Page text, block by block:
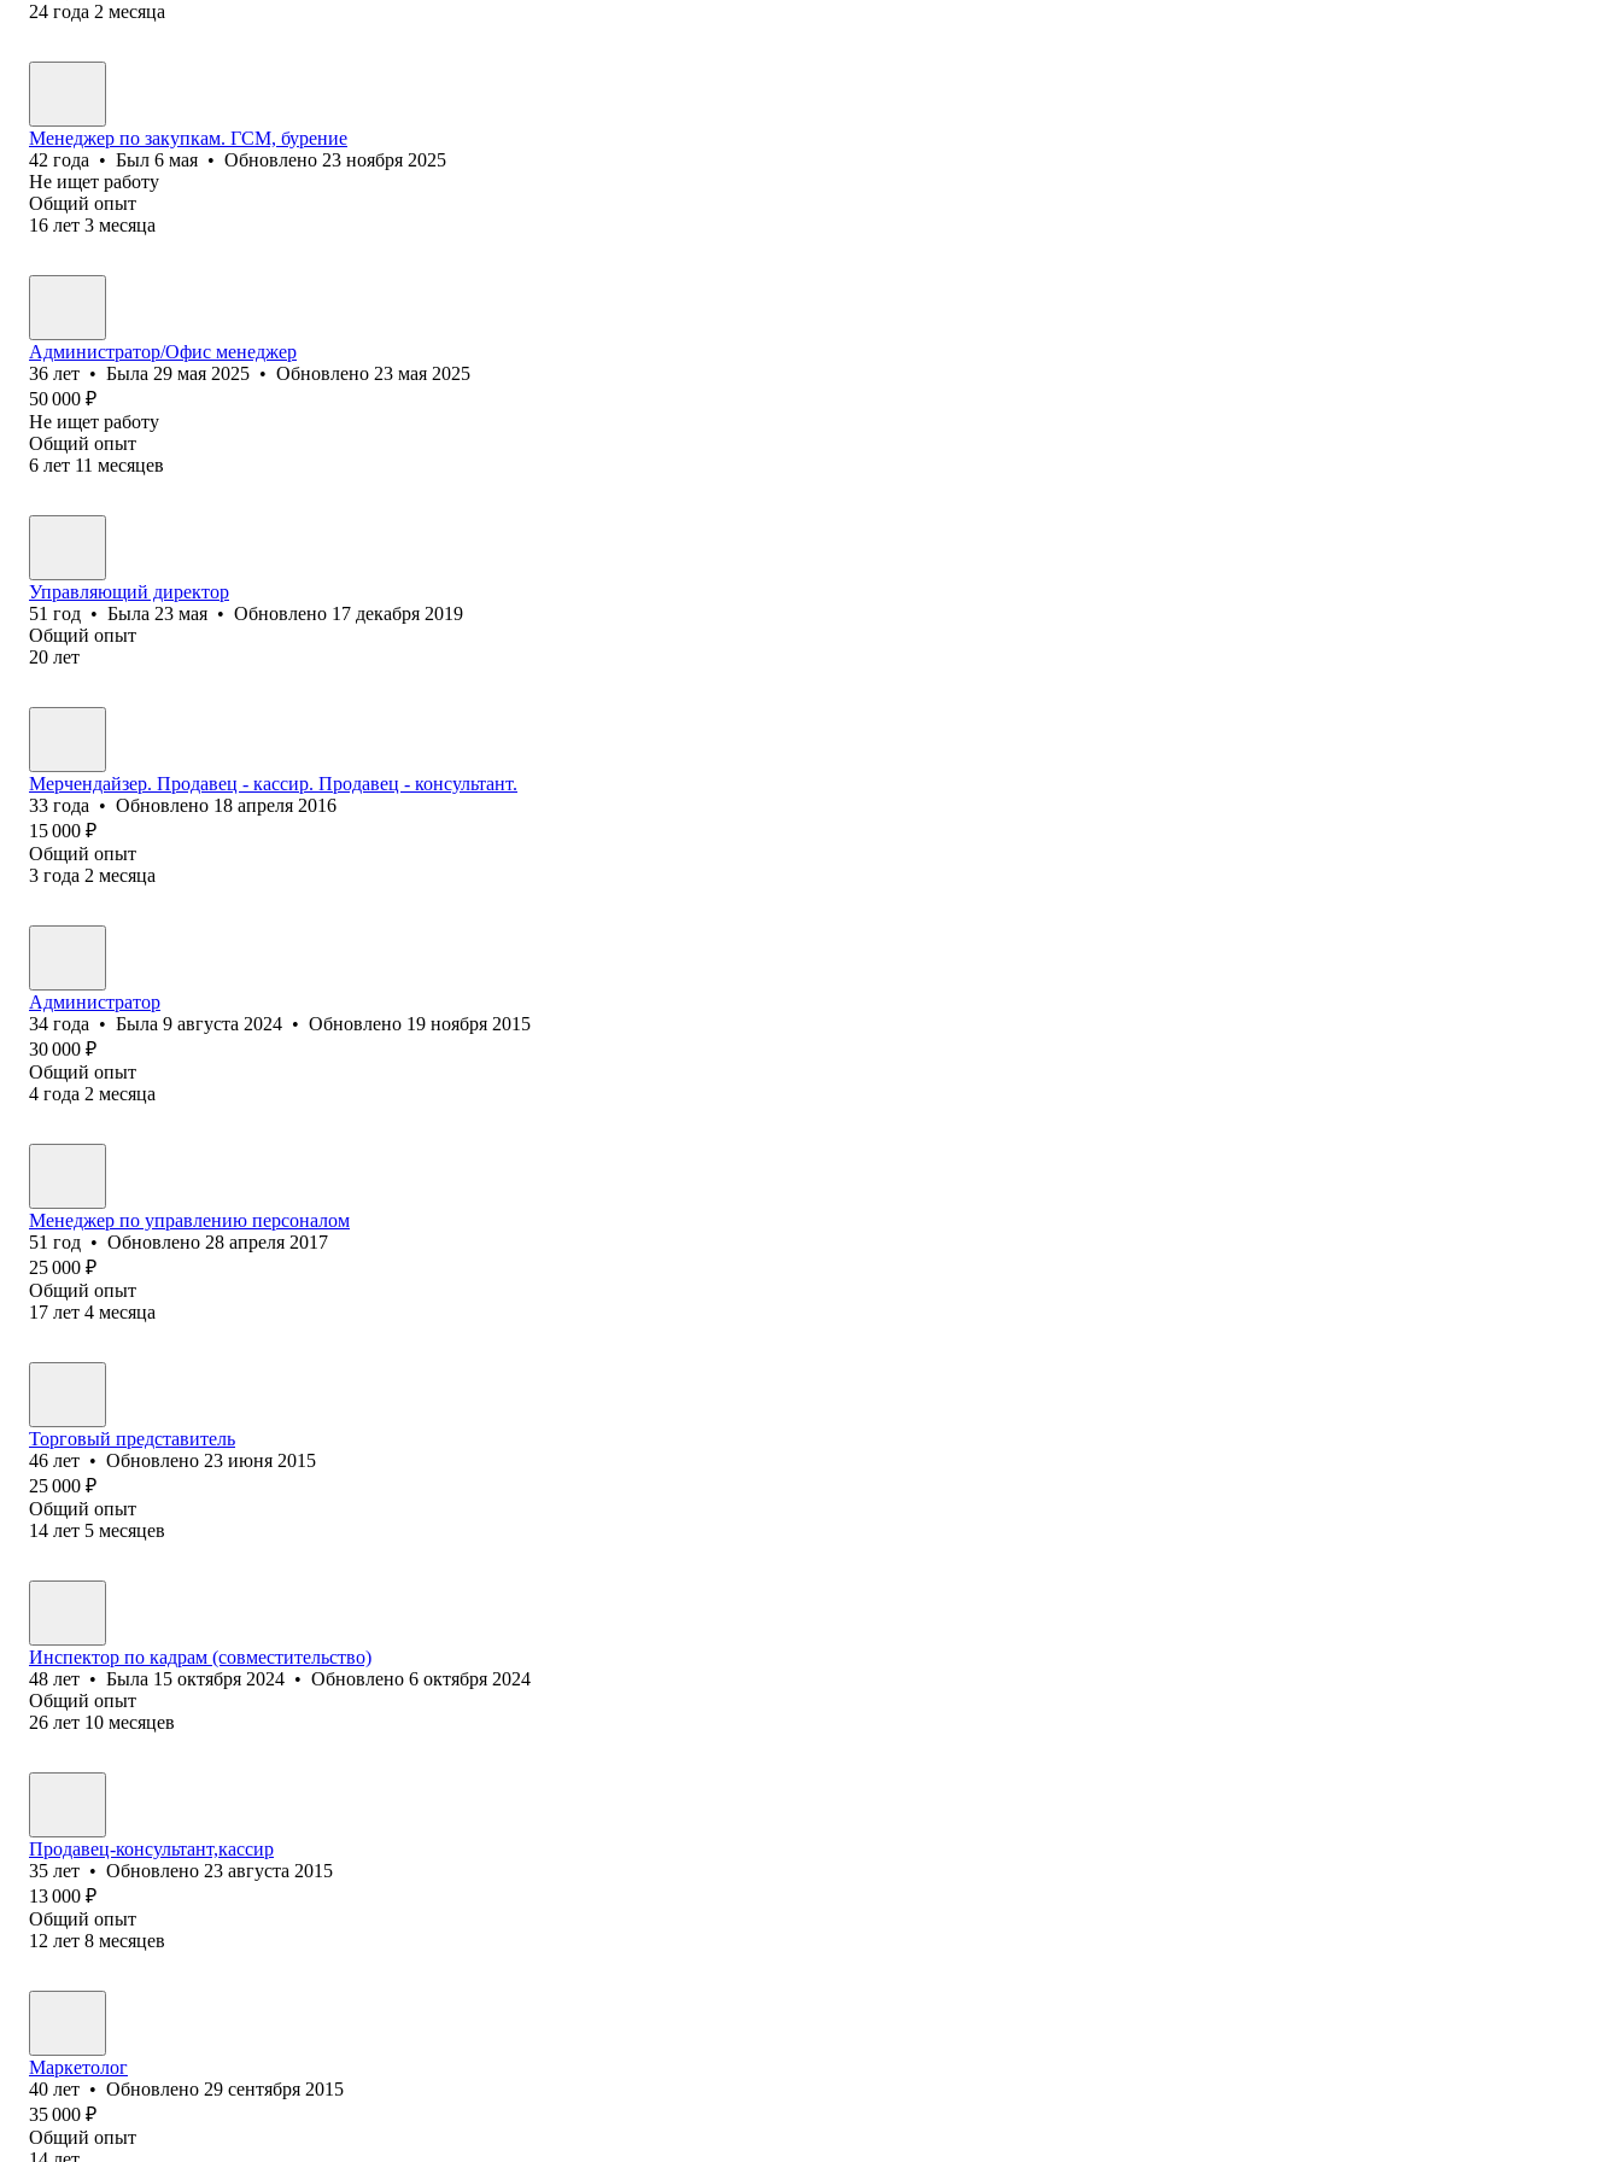
24 года 2 месяца
Менеджер по закупкам. ГСМ, бурение
42 года • Был 6 мая • Обновлено 23 ноября 2025
Не ищет работу
Общий опыт
16 лет 3 месяца
Администратор/Офис менеджер
36 лет • Была 29 мая 2025 • Обновлено 23 мая 2025
50 000 ₽
Не ищет работу
Общий опыт
6 лет 11 месяцев
Управляющий директор
51 год • Была 23 мая • Обновлено 17 декабря 2019
Общий опыт
20 лет
Мерчендайзер. Продавец - кассир. Продавец - консультант.
33 года • Обновлено 18 апреля 2016
15 000 ₽
Общий опыт
3 года 2 месяца
Администратор
34 года • Была 9 августа 2024 • Обновлено 19 ноября 2015
30 000 ₽
Общий опыт
4 года 2 месяца
Менеджер по управлению персоналом
51 год • Обновлено 28 апреля 2017
25 000 ₽
Общий опыт
17 лет 4 месяца
Торговый представитель
46 лет • Обновлено 23 июня 2015
25 000 ₽
Общий опыт
14 лет 5 месяцев
Инспектор по кадрам (совместительство)
48 лет • Была 15 октября 2024 • Обновлено 6 октября 2024
Общий опыт
26 лет 10 месяцев
Продавец-консультант,кассир
35 лет • Обновлено 23 августа 2015
13 000 ₽
Общий опыт
12 лет 8 месяцев
Маркетолог
40 лет • Обновлено 29 сентября 2015
35 000 ₽
Общий опыт